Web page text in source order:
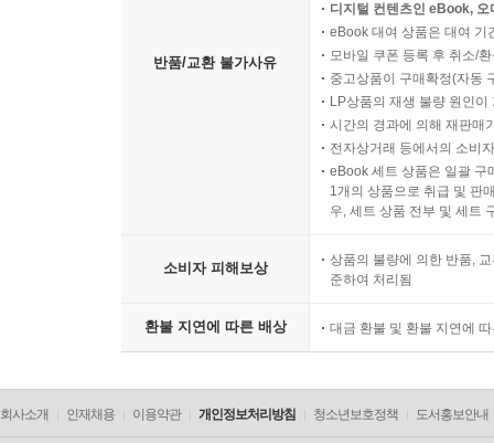
반품/교환 불가사유
디지털 컨텐츠인 eBook,
eBook 대여 상품은 대여 기
모바일 쿠폰 등록 후 취소/
중고상품이 구매확정(자동
LP상품의 재생 불량 원인
시간의 경과에 의해 재판매
전자상거래 등에서의 소비
eBook 세트 상품은 일괄 구
1개의 상품으로 취급 및 판
우, 세트 상품 전부 및 세트
소비자 피해보상
상품의 불량에 의한 반품,
준하여 처리됨
환불 지연에 따른 배상 대금 환불 및 환불 지연에
회사소개 인재채용 이용약관 개인정보처리방침 청소년보호정책 도서홍보안내